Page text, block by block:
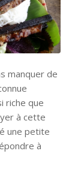
manquer de
riche que
à cette
une petite
à